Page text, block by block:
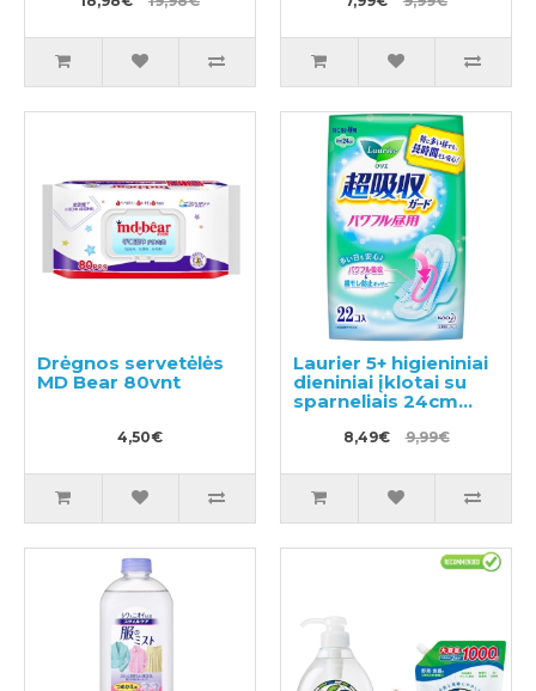
Drėgnos servetėlės
MD Bear 80vnt
4,50€
Laurier 5+ higieniniai
dieniniai įklotai su
sparneliais 24cm
8,49€ 9,99€